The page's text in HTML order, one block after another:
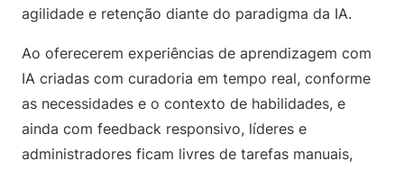
agilidade e retenção diante do paradigma da IA.
Ao oferecerem experiências de aprendizagem com
IA criadas com curadoria em tempo real, conforme
as necessidades e o contexto de habilidades, e
ainda com feedback responsivo, líderes e
administradores ficam livres de tarefas manuais,